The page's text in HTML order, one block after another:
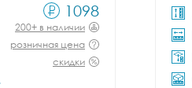
1098
200+ в наличии
розничная цена
скидки